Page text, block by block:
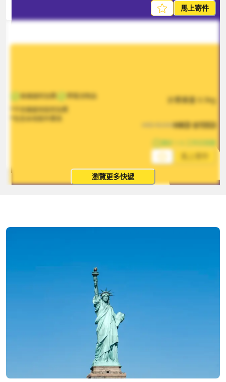
馬上寄件
無偏遠附加費
帶電池物品
*不含偏遠地區附加費
*包含本地取件費用
計費重量 0.5kg
2330HKD$1553
預計 1-5 工作日到達
瀏覽更多快遞